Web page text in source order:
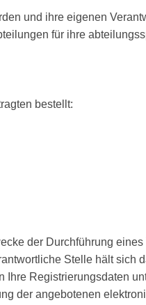
und ihre eigenen
für ihre
bestellt:
der Durchführung
Stelle hält sich
Registrierungsdaten
der angebotenen